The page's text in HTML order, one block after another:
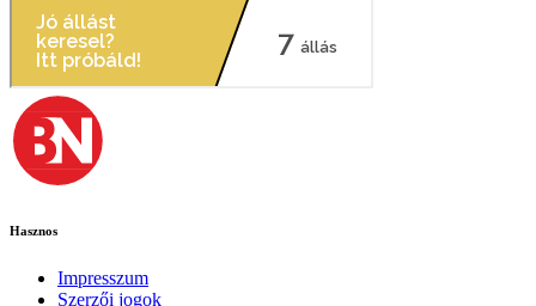
Hasznos
Impresszum
Szerzői jogok